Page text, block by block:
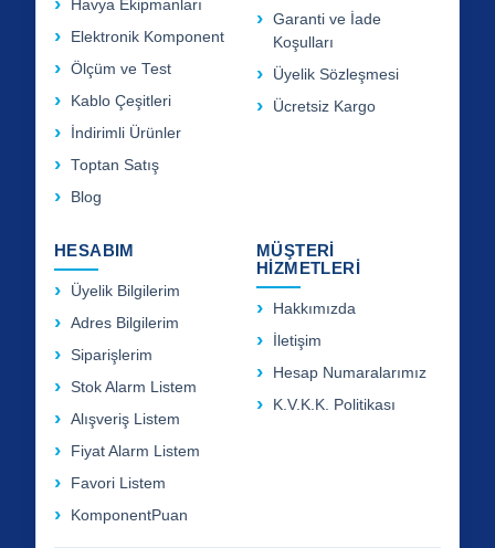
Havya Ekipmanları
Elektronik Komponent
Ölçüm ve Test
Kablo Çeşitleri
İndirimli Ürünler
Toptan Satış
Blog
Garanti ve İade
Koşulları
Üyelik Sözleşmesi
Ücretsiz Kargo
HESABIM
Üyelik Bilgilerim
Adres Bilgilerim
Siparişlerim
Stok Alarm Listem
Alışveriş Listem
Fiyat Alarm Listem
Favori Listem
KomponentPuan
MÜŞTERİ
HİZMETLERİ
Hakkımızda
İletişim
Hesap Numaralarımız
K.V.K.K. Politikası